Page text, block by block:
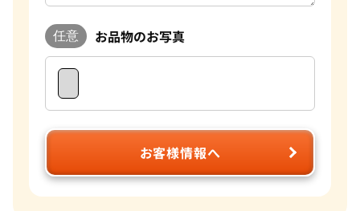
任意 お品物のお写真
お客様情報へ